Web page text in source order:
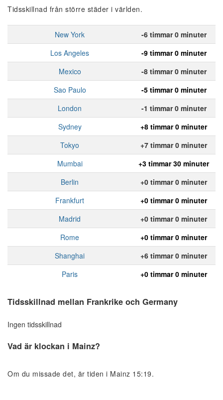
Tidsskillnad från större städer i världen.
New York
-6 timmar 0 minuter
Los Angeles
-9 timmar 0 minuter
Mexico
-8 timmar 0 minuter
Sao Paulo
-5 timmar 0 minuter
London
-1 timmar 0 minuter
Sydney
+8 timmar 0 minuter
Tokyo
+7 timmar 0 minuter
Mumbai
+3 timmar 30 minuter
Berlin
+0 timmar 0 minuter
Frankfurt
+0 timmar 0 minuter
Madrid
+0 timmar 0 minuter
Rome
+0 timmar 0 minuter
Shanghai
+6 timmar 0 minuter
Paris
+0 timmar 0 minuter
Tidsskillnad mellan Frankrike och Germany
Ingen tidsskillnad
Vad är klockan i Mainz?
Om du missade det, är tiden i Mainz 15:19.